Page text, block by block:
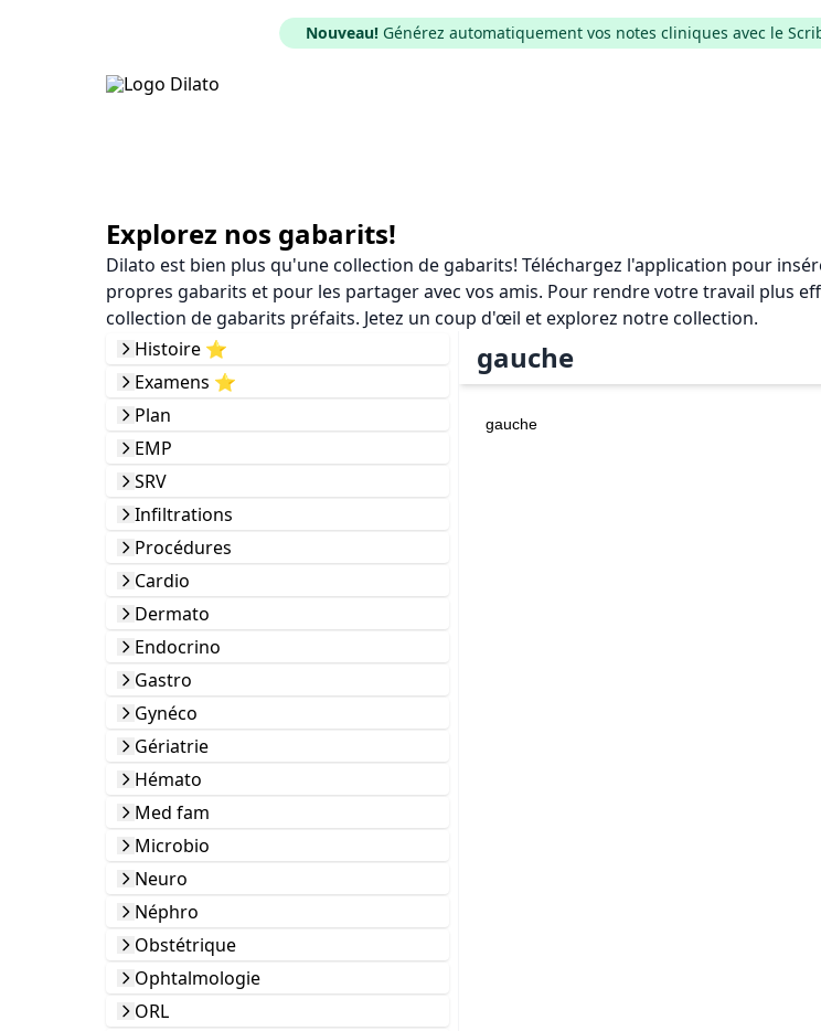
Nouveau! Générez automatiquement vos notes cliniques avec le
Explorez nos gabarits!
Dilato est bien plus qu'une collection de gabarits! Téléchargez l'application pour
propres gabarits et pour les partager avec vos amis. Pour rendre votre travail plus
collection de gabarits préfaits. Jetez un coup d'œil et explorez notre collection.
Histoire ⭐️
Examens ⭐️
Plan
EMP
SRV
Infiltrations
Procédures
Cardio
Dermato
Endocrino
Gastro
Gynéco
Gériatrie
Hémato
Med fam
Microbio
Neuro
Néphro
Obstétrique
Ophtalmologie
ORL
gauche
gauche